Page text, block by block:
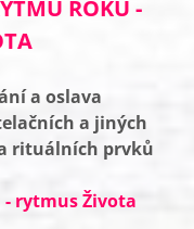
ROKU -
a oslava
a jiných
rituálních prvků
rytmus Života